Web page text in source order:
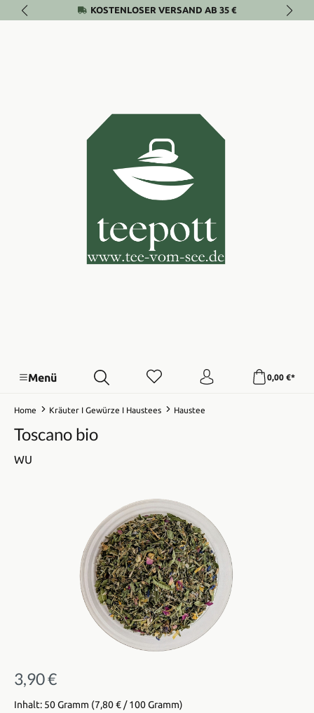
Zum Hauptinhalt springenKOSTENLOSER VERSAND AB 35 €
Menü 0,00 €*
Home Kräuter I Gewürze I Haustees Haustee
Toscano bio
WU
Bildergalerie überspringen
Regulärer Preis:
3,90 €
Inhalt: 50 Gramm (7,80 € / 100 Gramm)